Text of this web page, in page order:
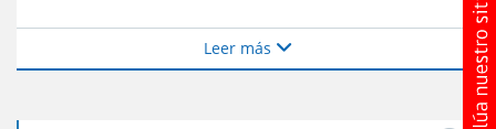
Leer más